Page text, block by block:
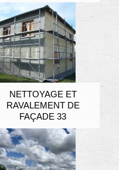
NETTOYAGE ET
RAVALEMENT DE
FAÇADE 33